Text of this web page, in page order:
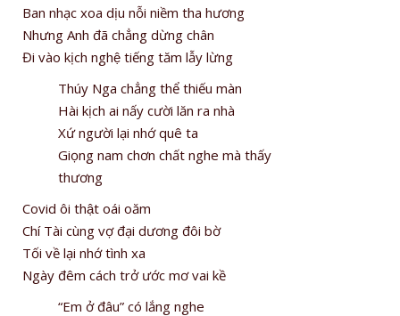
Ban nhạc xoa dịu nỗi niềm tha hương
Nhưng Anh đã chẳng dừng chân
Đi vào kịch nghệ tiếng tăm lẫy lừng
Thúy Nga chẳng thể thiếu màn
Hài kịch ai nấy cười lăn ra nhà
Xứ người lại nhớ quê ta
Giọng nam chơn chất nghe mà thấy
thương
Covid ôi thật oái oăm
Chí Tài cùng vợ đại dương đôi bờ
Tối về lại nhớ tình xa
Ngày đêm cách trở ước mơ vai kề
“Em ở đâu” có lắng nghe